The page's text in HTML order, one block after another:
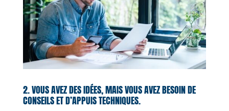
2. VOUS AVEZ DES IDÉES, MAIS VOUS AVEZ BESOIN DE
CONSEILS ET D’APPUIS TECHNIQUES.